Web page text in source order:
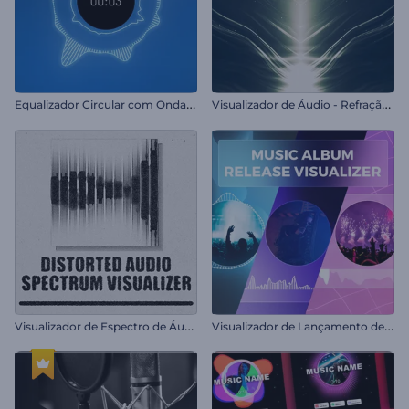
E
qualizador Circular com Ondas Sonoras V
isualizador de Áudio - Refração Rítmica
V
isualizador de Espectro de Áudio Distorcido V
isualizador de Lançamento de Álbum de Música